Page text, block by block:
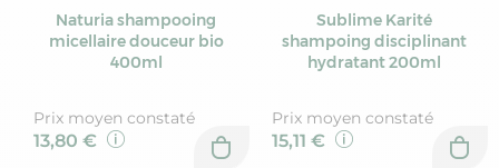
Naturia shampooing
micellaire douceur bio
400ml
Prix moyen constaté
13,80 €
Sublime Karité
shampoing disciplinant
hydratant 200ml
Prix moyen constaté
15,11 €